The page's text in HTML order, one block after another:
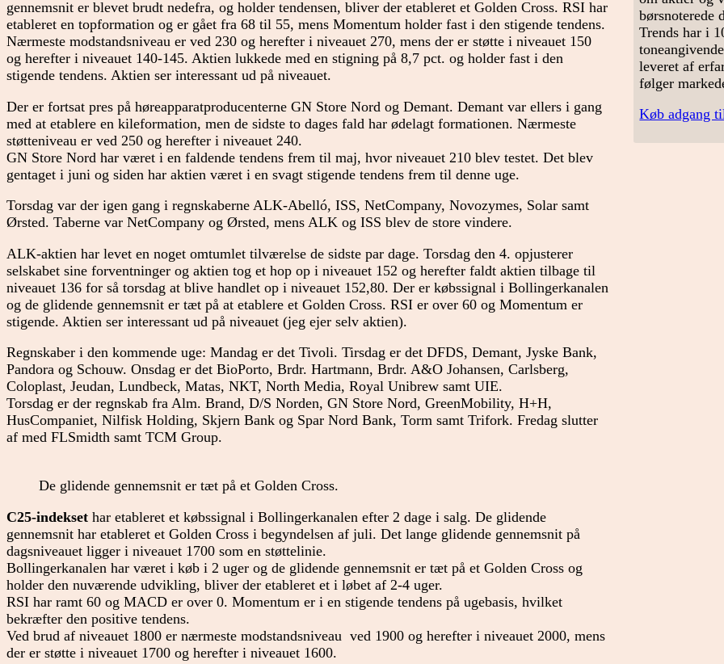
gennemsnit er blevet brudt nedefra, og holder tendensen, bliver der etableret et Golden Cross. RSI har
etableret en topformation og er gået fra 68 til 55, mens Momentum holder fast i den stigende tendens.
Nærmeste modstandsniveau er ved 230 og herefter i niveauet 270, mens der er støtte i niveauet 150
og herefter i niveauet 140-145. Aktien lukkede med en stigning på 8,7 pct. og holder fast i den
stigende tendens. Aktien ser interessant ud på niveauet.
Der er fortsat pres på høreapparatproducenterne GN Store Nord og Demant. Demant var ellers i gang
med at etablere en kileformation, men de sidste to dages fald har ødelagt formationen. Nærmeste
støtteniveau er ved 250 og herefter i niveauet 240.
GN Store Nord har været i en faldende tendens frem til maj, hvor niveauet 210 blev testet. Det blev
gentaget i juni og siden har aktien været i en svagt stigende tendens frem til denne uge.
Torsdag var der igen gang i regnskaberne ALK-Abelló, ISS, NetCompany, Novozymes, Solar samt
Ørsted. Taberne var NetCompany og Ørsted, mens ALK og ISS blev de store vindere.
ALK-aktien har levet en noget omtumlet tilværelse de sidste par dage. Torsdag den 4. opjusterer
selskabet sine forventninger og aktien tog et hop op i niveauet 152 og herefter faldt aktien tilbage til
niveauet 136 for så torsdag at blive handlet op i niveauet 152,80. Der er købssignal i Bollingerkanalen
og de glidende gennemsnit er tæt på at etablere et Golden Cross. RSI er over 60 og Momentum er
stigende. Aktien ser interessant ud på niveauet (jeg ejer selv aktien).
Regnskaber i den kommende uge: Mandag er det Tivoli. Tirsdag er det DFDS, Demant, Jyske Bank,
Pandora og Schouw. Onsdag er det BioPorto, Brdr. Hartmann, Brdr. A&O Johansen, Carlsberg,
Coloplast, Jeudan, Lundbeck, Matas, NKT, North Media, Royal Unibrew samt UIE.
Torsdag er der regnskab fra Alm. Brand, D/S Norden, GN Store Nord, GreenMobility, H+H,
HusCompaniet, Nilfisk Holding, Skjern Bank og Spar Nord Bank, Torm samt Trifork. Fredag slutter
af med FLSmidth samt TCM Group.
De glidende gennemsnit er tæt på et Golden Cross.
C25-indekset har etableret et købssignal i Bollingerkanalen efter 2 dage i salg. De glidende
gennemsnit har etableret et Golden Cross i begyndelsen af juli. Det lange glidende gennemsnit på
dagsniveauet ligger i niveauet 1700 som en støttelinie.
Bollingerkanalen har været i køb i 2 uger og de glidende gennemsnit er tæt på et Golden Cross og
holder den nuværende udvikling, bliver der etableret et i løbet af 2-4 uger.
RSI har ramt 60 og MACD er over 0. Momentum er i en stigende tendens på ugebasis, hvilket
bekræfter den positive tendens.
Ved brud af niveauet 1800 er nærmeste modstandsniveau ved 1900 og herefter i niveauet 2000, mens
der er støtte i niveauet 1700 og herefter i niveauet 1600.
børsnoterede
Trends har i
leveret af
følger
Køb adgang